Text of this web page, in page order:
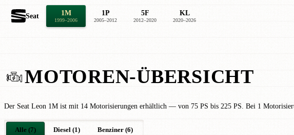
Seat 1M
1999–2006
1P
2005–2012
5F
2012–2020
KL
2020–2026
MOTOREN-ÜBERSICHT
Der Seat Leon 1M ist mit 14 Motorisierungen erhältlich — von 75 PS bis 225 PS. Bei 1
Alle (7) Diesel (1) Benziner (6)